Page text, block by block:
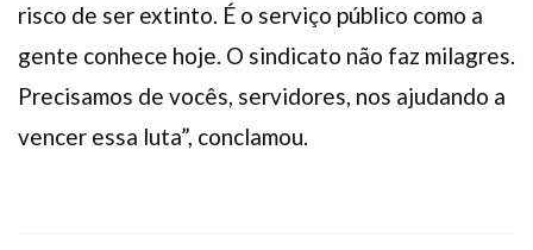
risco de ser extinto. É o serviço público como a
gente conhece hoje. O sindicato não faz milagres.
Precisamos de vocês, servidores, nos ajudando a
vencer essa luta”, conclamou.